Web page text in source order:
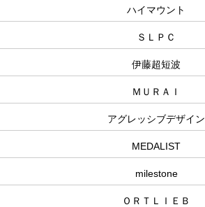
ハイマウント
ＳＬＰＣ
伊藤超短波
ＭＵＲＡＩ
アグレッシブデザイン
MEDALIST
milestone
ＯＲＴＬＩＥＢ